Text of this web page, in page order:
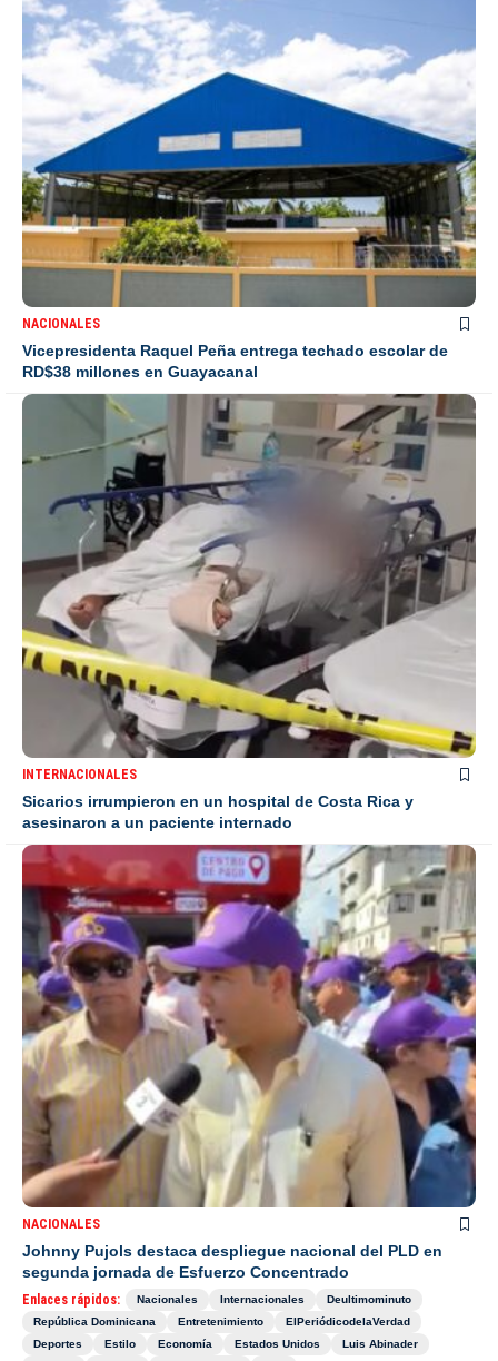
NACIONALES
Vicepresidenta Raquel Peña entrega techado escolar de
RD$38 millones en Guayacanal
INTERNACIONALES
Sicarios irrumpieron en un hospital de Costa Rica y
asesinaron a un paciente internado
NACIONALES
Johnny Pujols destaca despliegue nacional del PLD en
segunda jornada de Esfuerzo Concentrado
Enlaces rápidos: Nacionales Internacionales
Deultimominuto
República Dominicana
Entretenimiento
ElPeriódicodelaVerdad
Deportes
Estilo Economía Estados Unidos
Luis Abinader